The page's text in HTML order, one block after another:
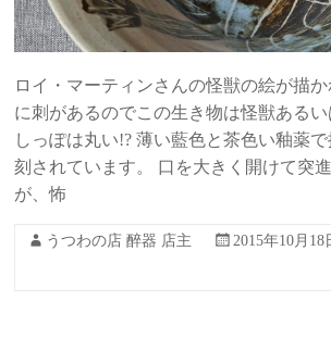
ロイ・マーティンさんの怪獣の絵が描
に刺があるのでこの生き物は怪獣あるい
しっぽは丸い!? 薄い藍色と茶色い釉薬
刻されています。 口を大きく開けて突
が、怖
うつわの店 醉器 店主 2015年10月18